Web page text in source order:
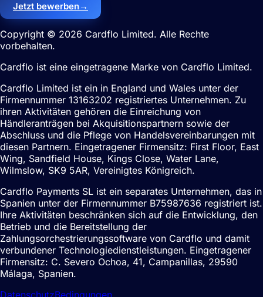
Jetzt bewerben→
Copyright © 2026 Cardflo Limited. Alle Rechte
vorbehalten.
Cardflo ist eine eingetragene Marke von Cardflo Limited.
Cardflo Limited ist ein in England und Wales unter der
Firmennummer 13163202 registriertes Unternehmen. Zu
ihren Aktivitäten gehören die Einreichung von
Händleranträgen bei Akquisitionspartnern sowie der
Abschluss und die Pflege von Handelsvereinbarungen mit
diesen Partnern. Eingetragener Firmensitz: First Floor, East
Wing, Sandfield House, Kings Close, Water Lane,
Wilmslow, SK9 5AR, Vereinigtes Königreich.
Cardflo Payments SL ist ein separates Unternehmen, das in
Spanien unter der Firmennummer B75987636 registriert ist.
Ihre Aktivitäten beschränken sich auf die Entwicklung, den
Betrieb und die Bereitstellung der
Zahlungsorchestrierungssoftware von Cardflo und damit
verbundener Technologiedienstleistungen. Eingetragener
Firmensitz: C. Severo Ochoa, 41, Campanillas, 29590
Málaga, Spanien.